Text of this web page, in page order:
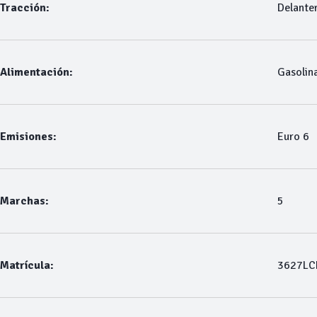
Tracción:
Alimentación:
Emisiones: Euro 6
Marchas: 5
Matrícula: